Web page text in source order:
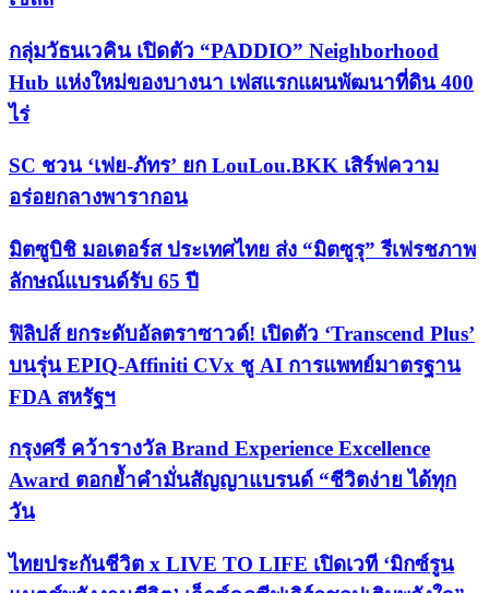
กลุ่มวัธนเวคิน เปิดตัว “PADDIO” Neighborhood
Hub แห่งใหม่ของบางนา เฟสแรกแผนพัฒนาที่ดิน 400
ไร่
SC ชวน ‘เฟย-ภัทร’ ยก LouLou.BKK เสิร์ฟความ
อร่อยกลางพารากอน
มิตซูบิชิ มอเตอร์ส ประเทศไทย ส่ง “มิตซูรุ” รีเฟรชภาพ
ลักษณ์แบรนด์รับ 65 ปี
ฟิลิปส์ ยกระดับอัลตราซาวด์! เปิดตัว ‘Transcend Plus’
บนรุ่น EPIQ-Affiniti CVx ชู AI การแพทย์มาตรฐาน
FDA สหรัฐฯ
กรุงศรี คว้ารางวัล Brand Experience Excellence
Award ตอกย้ำคำมั่นสัญญาแบรนด์ “ชีวิตง่าย ได้ทุก
วัน
ไทยประกันชีวิต x LIVE TO LIFE เปิดเวที ‘มิกซ์รูน